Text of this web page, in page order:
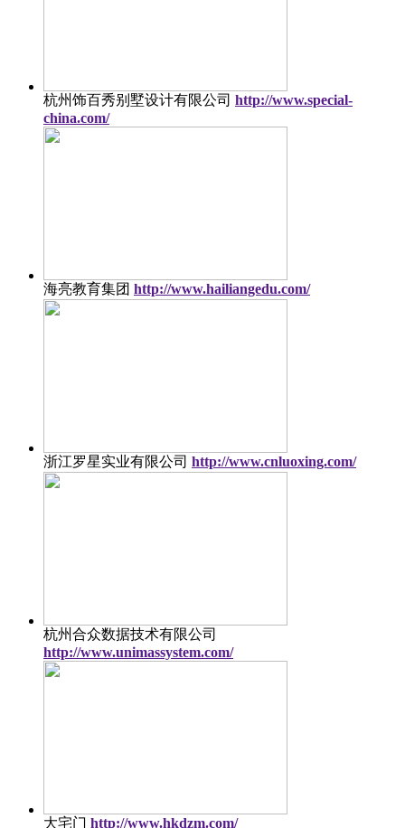
杭州饰百秀别墅设计有限公司 http://www.special-
china.com/
海亮教育集团 http://www.hailiangedu.com/
浙江罗星实业有限公司 http://www.cnluoxing.com/
杭州合众数据技术有限公司
http://www.unimassystem.com/
大宅门 http://www.hkdzm.com/